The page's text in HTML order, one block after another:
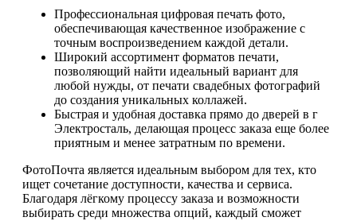
Профессиональная цифровая печать фото,
обеспечивающая качественное изображение с
точным воспроизведением каждой детали.
Широкий ассортимент форматов печати,
позволяющий найти идеальный вариант для
любой нужды, от печати свадебных фотографий
до создания уникальных коллажей.
Быстрая и удобная доставка прямо до дверей в г
Электросталь, делающая процесс заказа еще более
приятным и менее затратным по времени.
ФотоПочта является идеальным выбором для тех, кто
ищет сочетание доступности, качества и сервиса.
Благодаря лёгкому процессу заказа и возможности
выбирать среди множества опций, каждый сможет